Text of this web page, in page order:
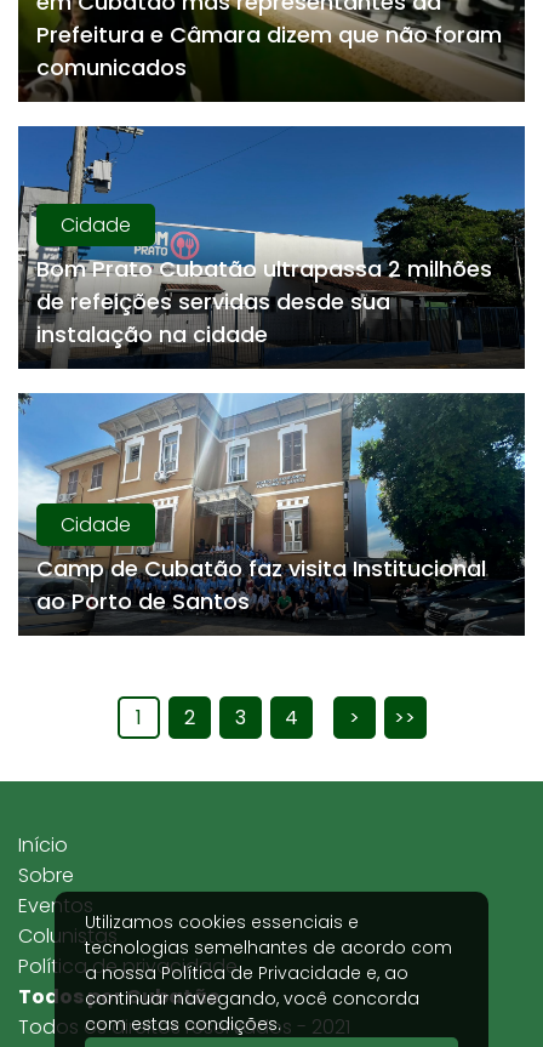
Prefeitura e Câmara dizem que não foram
comunicados
Cidade
Bom Prato Cubatão ultrapassa 2 milhões
de refeições servidas desde sua
instalação na cidade
Cidade
Camp de Cubatão faz visita Institucional
ao Porto de Santos
1 2 3 4 > >>
Utilizamos cookies essenciais e
tecnologias semelhantes de acordo com
a nossaPolítica de Privacidade e, ao
continuar navegando, você concorda
com estas condições.
Todos por Cubatão
Todos os direitos reservados - 2021
Início
Sobre
Eventos
Colunistas
Política de privacidade